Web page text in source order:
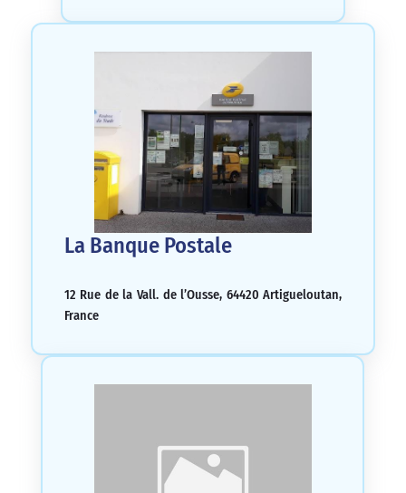
La Banque Postale
12 Rue de la Vall. de l’Ousse, 64420 Artigueloutan,
France